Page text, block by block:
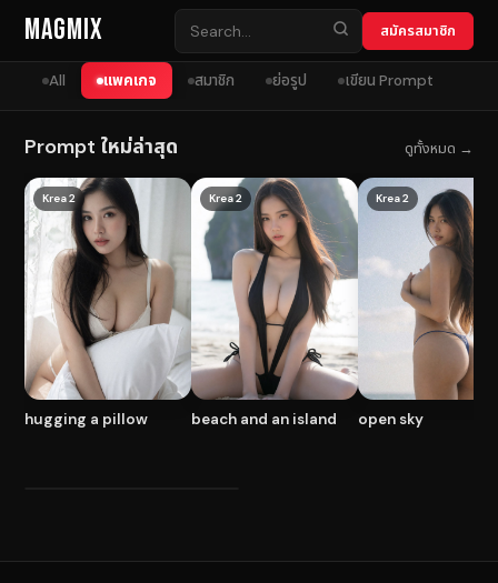
Skip to content
MagMix สมัครสมาชิก
All แพคเกจ สมาชิก ย่อรูป เขียน Prompt
Prompt ใหม่ล่าสุด ดูทั้งหมด →
Krea 2
hugging a pillow
Krea 2
beach and an island
Krea 2
open sky